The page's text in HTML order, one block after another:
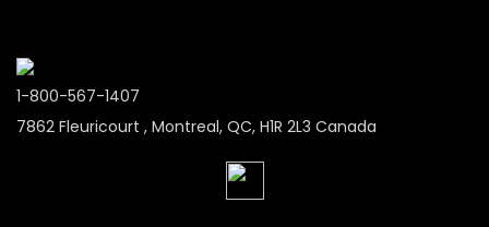
1-800-567-1407
7862 Fleuricourt , Montreal, QC, H1R 2L3 Canada